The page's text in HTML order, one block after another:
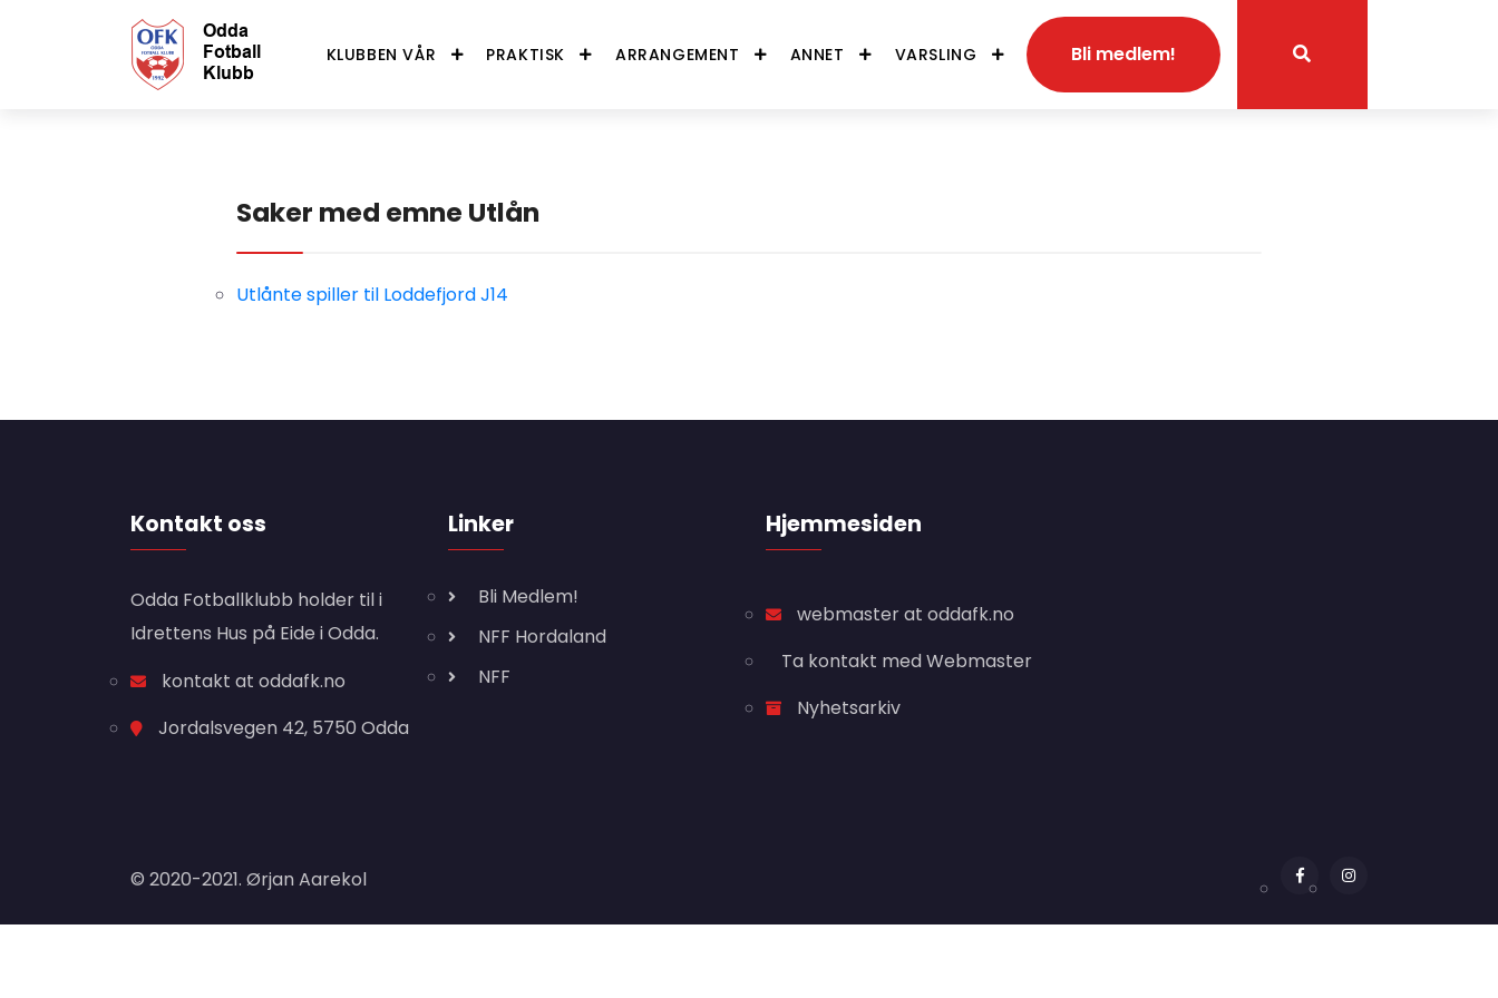
KLUBBEN VÅR PRAKTISK ARRANGEMENT ANNET VARSLING Bli medlem!
Saker med emne Utlån
Utlånte spiller til Loddefjord J14
Kontakt oss
Odda Fotballklubb holder til i
Idrettens Hus på Eide i Odda.
kontakt at oddafk.no
Jordalsvegen 42, 5750 Odda
Linker
Bli Medlem!
NFF Hordaland
NFF
Hjemmesiden
webmaster at oddafk.no
Ta kontakt med Webmaster
Nyhetsarkiv
© 2020-2021. Ørjan Aarekol